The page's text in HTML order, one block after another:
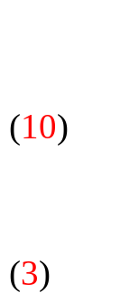
(10)
(3)